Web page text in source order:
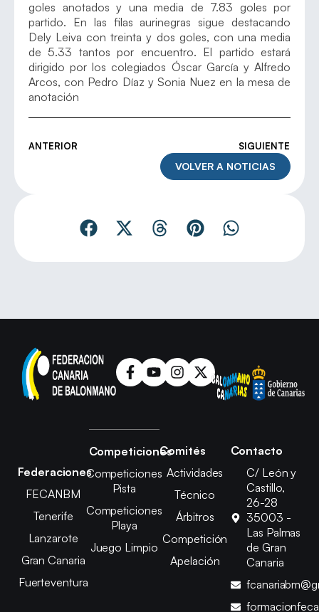
goles anotados y una media de 7.83 goles por
partido. En las filas aurinegras sigue destacando
Dely Leiva con treinta y dos goles, con una media
de 5.33 tantos por encuentro. El partido estará
dirigido por los colegiados Óscar García y Alfredo
Arcos, con Pedro Díaz y Sonia Nuez en la mesa de
anotación
ANTERIOR SIGUIENTE
VOLVER A NOTICIAS
Federaciones
FECANBM
Tenerife
Lanzarote
Gran Canaria
Fuerteventura
Competiciones
Competiciones
Pista
Competiciones
Playa
Juego Limpio
Comités
Actividades
Técnico
Árbitros
Competición
Apelación
Contacto
C/ León y
Castillo,
26-28
35003 -
Las Palmas
de Gran
Canaria